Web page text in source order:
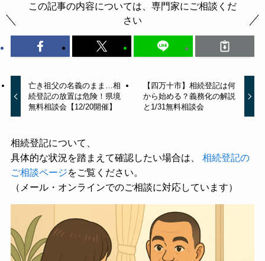
この記事の内容については、専門家にご相談くだ
さい
亡き祖父の名義のまま…相
続登記の放置は危険！県境
無料相談会【12/20開催】
【四万十市】相続登記は何
から始める？義務化の解説
と1/31無料相談会
相続登記について、
具体的な状況を踏まえて確認したい場合は、 相続登記の
ご相談ページをご覧ください。
（メール・オンラインでのご相談に対応しています）